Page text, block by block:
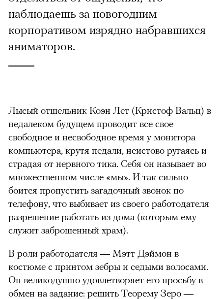
наблюдаешь за новогодним
корпоративом изрядно набравшихся
аниматоров.
Лысый отшельник Коэн Лет (Кристоф Вальц) в
недалеком будущем проводит все свое
свободное и несвободное время у монитора
компьютера, крутя педали, неистово ругаясь и
страдая от нервного тика. Себя он называет во
множественном числе «мы». И так сильно
боится пропустить загадочный звонок по
телефону, что выбивает из своего работодателя
разрешение работать из дома (которым ему
служит заброшенный храм).
В роли работодателя — Мэтт Дэймон в
костюме с принтом зебры и седыми волосами.
Он великодушно удовлетворяет его просьбу в
обмен на задание: решить Теорему Зеро —